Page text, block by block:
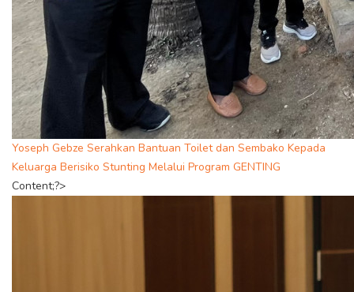
Yoseph Gebze Serahkan Bantuan Toilet dan Sembako Kepada
Keluarga Berisiko Stunting Melalui Program GENTING
Content;?>